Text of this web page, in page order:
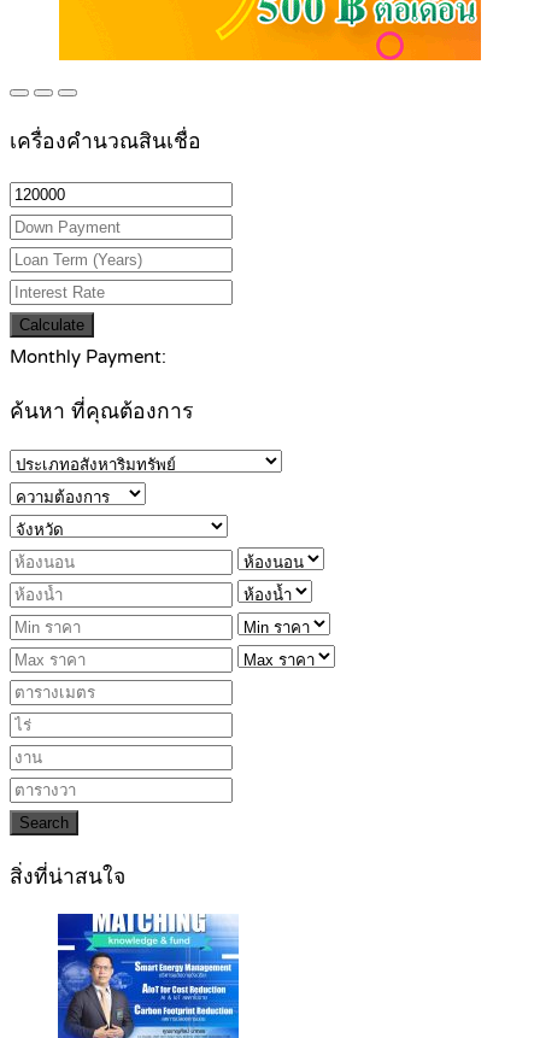
เครื่องคำนวณสินเชื่อ
Calculate
Monthly Payment:
ค้นหา ที่คุณต้องการ
Search
สิ่งที่น่าสนใจ